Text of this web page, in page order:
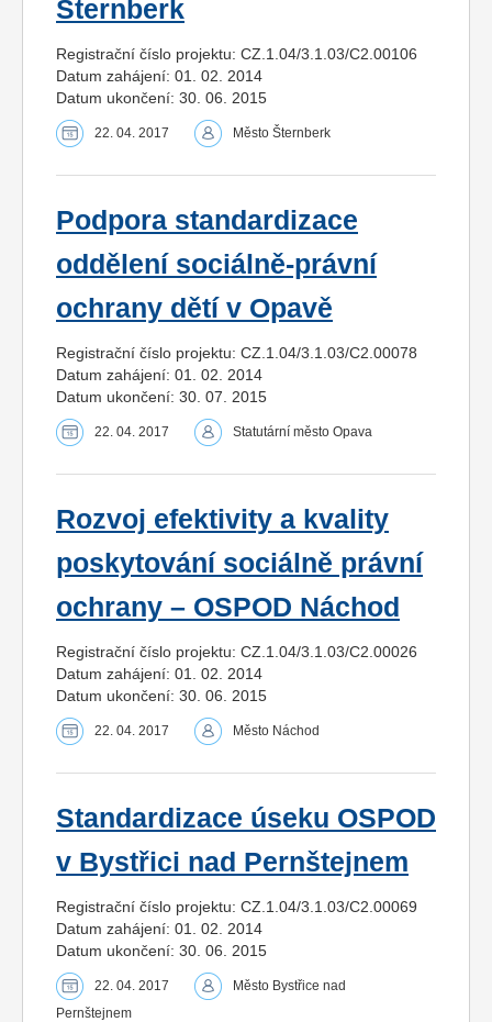
Šternberk
Registrační číslo projektu: CZ.1.04/3.1.03/C2.00106
Datum zahájení: 01. 02. 2014
Datum ukončení: 30. 06. 2015
22. 04. 2017 Město Šternberk
Podpora standardizace
oddělení sociálně-právní
ochrany dětí v Opavě
Registrační číslo projektu: CZ.1.04/3.1.03/C2.00078
Datum zahájení: 01. 02. 2014
Datum ukončení: 30. 07. 2015
22. 04. 2017 Statutární město Opava
Rozvoj efektivity a kvality
poskytování sociálně právní
ochrany – OSPOD Náchod
Registrační číslo projektu: CZ.1.04/3.1.03/C2.00026
Datum zahájení: 01. 02. 2014
Datum ukončení: 30. 06. 2015
22. 04. 2017 Město Náchod
Standardizace úseku OSPOD
v Bystřici nad Pernštejnem
Registrační číslo projektu: CZ.1.04/3.1.03/C2.00069
Datum zahájení: 01. 02. 2014
Datum ukončení: 30. 06. 2015
22. 04. 2017
Město Bystřice nad
Pernštejnem